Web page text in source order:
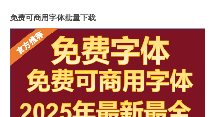
免费可商用字体批量下载